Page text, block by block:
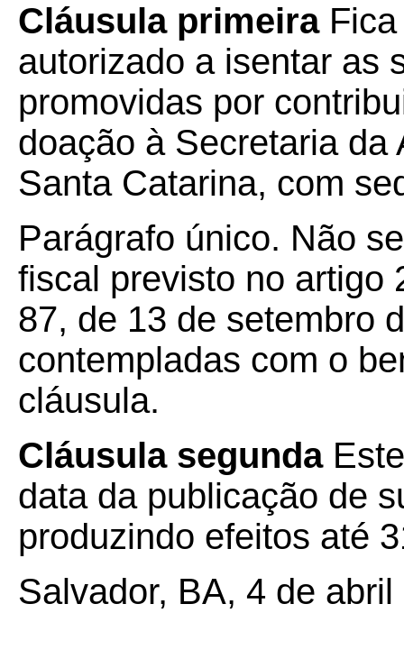
Cláusula primeiraFica
autorizado a isentar as
promovidas por
doação à Secretaria
Santa Catarina, com
Parágrafo único. Não
fiscal previsto no artigo
87, de 13 de setembro
contempladas com o
cláusula.
Cláusula segunda
data da publicação de
produzindo efeitos até
Salvador, BA, 4 de